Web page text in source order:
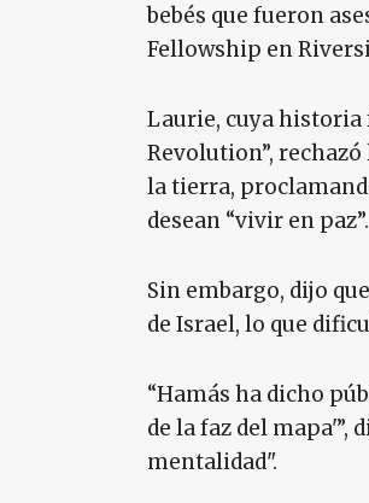
bebés que fueron
Fellowship en
Laurie, cuya historia
Revolution”, rechazó
la tierra,
desean “vivir en paz”.
Sin embargo, dijo
de Israel, lo que
“Hamás ha dicho
de la faz del mapa'”,
mentalidad".